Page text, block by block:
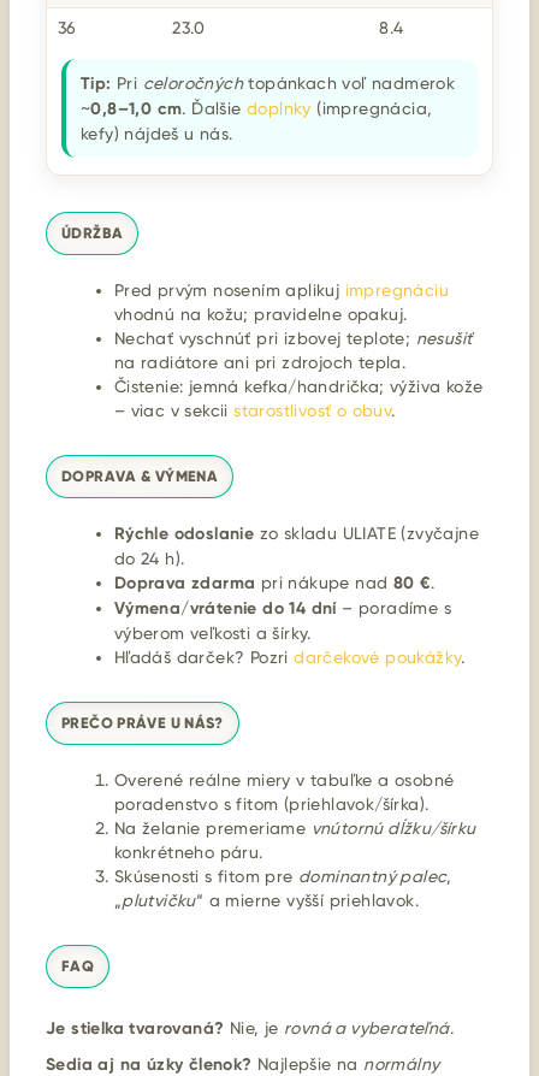
36 23.0 8.4
Tip: Pri celoročnýchtopánkach voľ nadmerok
~0,8–1,0 cm. Ďalšiedoplnky (impregnácia,
kefy) nájdeš u nás.
ÚDRŽBA
Pred prvým nosením aplikuj impregnáciu
vhodnú na kožu; pravidelne opakuj.
Nechať vyschnúť pri izbovej teplote; nesušiť
na radiátore ani pri zdrojoch tepla.
Čistenie: jemná kefka/handrička; výživa kože
– viac v sekciistarostlivosť o obuv.
DOPRAVA & VÝMENA
Rýchle odoslanie zo skladu ULIATE (zvyčajne
do 24 h).
Doprava zdarma pri nákupe nad 80 €.
Výmena/vrátenie do 14 dní– poradíme s
výberom veľkosti a šírky.
Hľadáš darček? Pozridarčekové poukážky.
PREČO PRÁVE U NÁS?
Overené reálne miery v tabuľke a osobné
poradenstvo s fitom (priehlavok/šírka).
Na želanie premeriame vnútornú dĺžku/šírku
konkrétneho páru.
Skúsenosti s fitom pre dominantný palec,
„plutvičku“ a mierne vyšší priehlavok.
FAQ
Je stielka tvarovaná? Nie, je rovná a vyberateľná.
Sedia aj na úzky členok? Najlepšie na normálny